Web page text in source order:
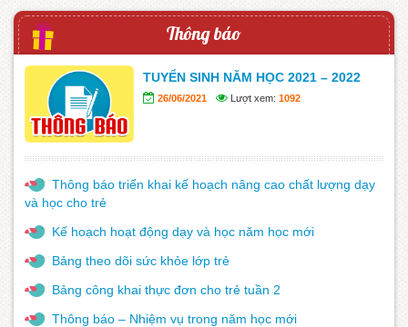
Thông báo
TUYỂN SINH NĂM HỌC 2021 – 2022
26/06/2021 Lượt xem: 1092
Thông báo triển khai kế hoạch nâng cao chất lượng dạy
và học cho trẻ
Kế hoạch hoạt động dạy và học năm học mới
Bảng theo dõi sức khỏe lớp trẻ
Bảng công khai thực đơn cho trẻ tuần 2
Thông báo – Nhiệm vụ trong năm học mới